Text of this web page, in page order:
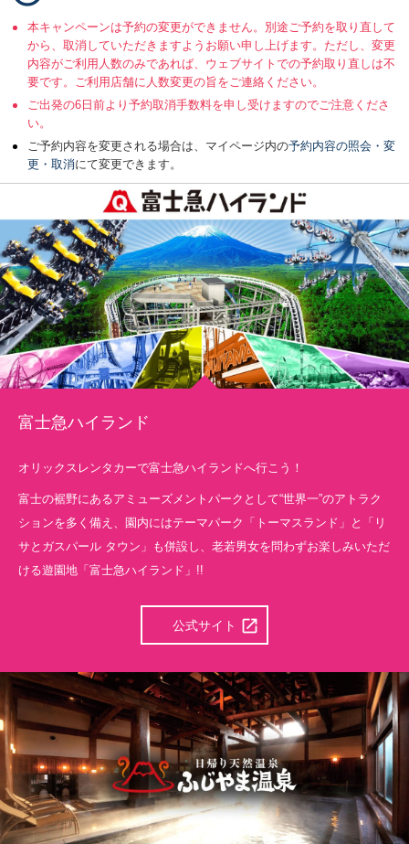
本キャンペーンは予約の変更ができません。別途ご予約を取り直して
から、取消していただきますようお願い申し上げます。ただし、変更
内容がご利用人数のみであれば、ウェブサイトでの予約取り直しは不
要です。ご利用店舗に人数変更の旨をご連絡ください。
ご出発の6日前より予約取消手数料を申し受けますのでご注意くださ
い。
ご予約内容を変更される場合は、マイページ内の予約内容の照会・変
更・取消にて変更できます。
富士急ハイランド
オリックスレンタカーで富士急ハイランドへ行こう！
富士の裾野にあるアミューズメントパークとして“世界一”のアトラク
ションを多く備え、園内にはテーマパーク「トーマスランド」と「リ
サとガスパール タウン」も併設し、老若男女を問わずお楽しみいただ
ける遊園地「富士急ハイランド」!!
公式サイト